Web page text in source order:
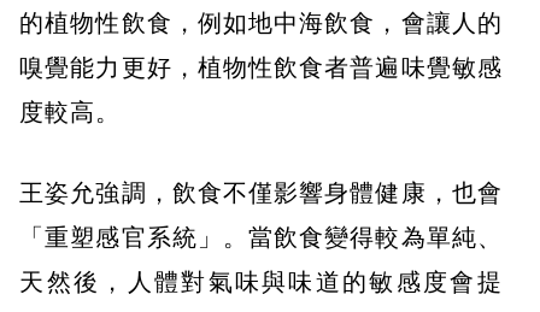
的植物性飲食，例如地中海飲食，會讓人的
嗅覺能力更好，植物性飲食者普遍味覺敏感
度較高。
王姿允強調，飲食不僅影響身體健康，也會
「重塑感官系統」。當飲食變得較為單純、
天然後，人體對氣味與味道的敏感度會提